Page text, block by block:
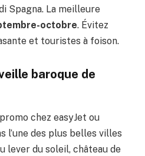
Spagna. La meilleure
octobre. Évitez
et touristes à foison.
baroque de
chez easyJet ou
l’une des plus belles villes
lever du soleil, château de